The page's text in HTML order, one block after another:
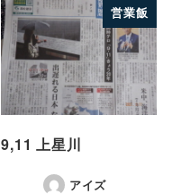
営業飯
9,11 上星川
アイズ